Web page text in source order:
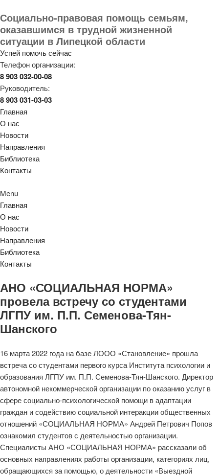
Социально-правовая помощь семьям,
оказавшимся в трудной жизненной
ситуации в Липецкой области
Успей помочь сейчас
Телефон организации:
8 903 032-00-08
Руководитель:
8 903 031-03-03
Главная
О нас
Новости
Направления
Библиотека
Контакты
Menu
Главная
О нас
Новости
Направления
Библиотека
Контакты
АНО «СОЦИАЛЬНАЯ НОРМА»
провела встречу со студентами
ЛГПУ им. П.П. Семенова-Тян-
Шанского
16 марта 2022 года на базе ЛООО «Становление» прошла
встреча со студентами первого курса Института психологии и
образования ЛГПУ им. П.П. Семенова-Тян-Шанского. Директор
автономной некоммерческой организации по оказанию услуг в
сфере социально-психологической помощи в адаптации
граждан и содействию социальной интеракции общественных
отношений «СОЦИАЛЬНАЯ НОРМА» Андрей Петрович Попов
ознакомил студентов с деятельностью организации.
Специалисты АНО «СОЦИАЛЬНАЯ НОРМА» рассказали об
основных направлениях работы организации, категориях лиц,
обращающихся за помощью, о деятельности «Выездной